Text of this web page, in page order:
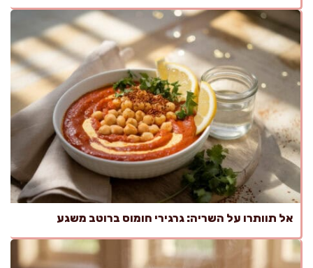
אל תוותרו על השריה: גרגירי חומוס ברוטב משגע